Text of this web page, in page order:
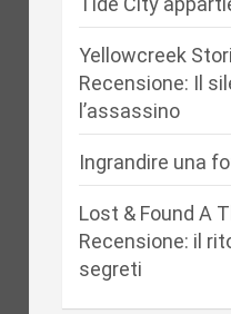
Yellowcreek
Recensione: Il
l’assassino
Ingrandire una
Lost & Found A
Recensione: il
segreti